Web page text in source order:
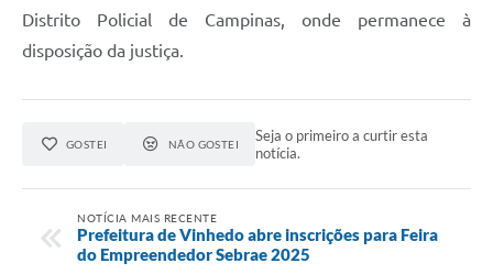
Distrito Policial de Campinas, onde permanece à
disposição da justiça.
GOSTEI NÃO GOSTEI
Seja o primeiro a curtir esta
notícia.
NOTÍCIA MAIS RECENTE
Prefeitura de Vinhedo abre inscrições para Feira
do Empreendedor Sebrae 2025